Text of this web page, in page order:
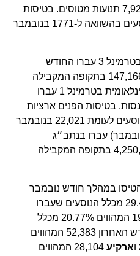
נוסעים בטיסות בינלאומיות ו-7,920 תנועות מטוסים. בטיסות
פרטיות נרשמו סה״כ 1593 נוסעים בהשוואה ל-1771 בנובמבר
בתנועת הנוסעים הבינלאומית בטרמינל 3 עברו החודש
930,246 נוסעים (בהשוואה ל-147,166 בתקופה המקבילה
אשתקד) ובתנועת הנוסעים הבינלאומית בטרמינל 1 עברו
בטיסות הפנים ארציות
עברו החודש בנתב"ג 70,938 נוסעים לעומת 22,021 בנובמבר
עברו בנתב״ג
5,427,946 נוסעים לעומת 4,250,828 בתקופה המקבילה
במהלך חודש נובמבר
274,010 נוסעים המהווים 29.45% מכלל הנוסעים שעברו
הטיסה 193,278 המהווים 20.77% מכלל
הטיסה בחודש האחרון 52,383 המהווים
28,104 המהווים